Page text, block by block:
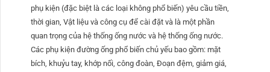
phụ kiện (đặc biệt là các loại không phổ biến) yêu cầu tiền,
thời gian, Vật liệu và công cụ để cài đặt và là một phần
quan trọng của hệ thống ống nước và hệ thống ống nước.
Các phụ kiện đường ống phổ biến chủ yếu bao gồm: mặt
bích, khuỷu tay, khớp nối, công đoàn, Đoạn đệm, giảm giá,